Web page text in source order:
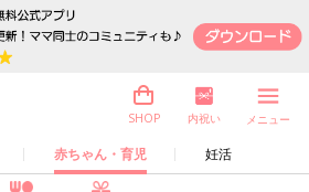
赤ちゃん・育児 妊活
SHOP 内祝い メニュー